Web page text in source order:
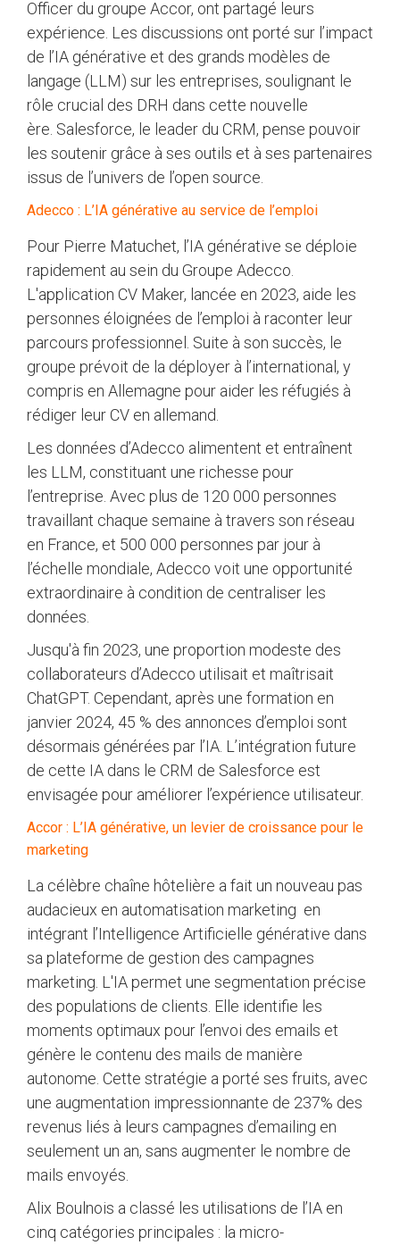
Officer du groupe Accor, ont partagé leurs
expérience. Les discussions ont porté sur l’impact
de l’IA générative et des grands modèles de
langage (LLM) sur les entreprises, soulignant le
rôle crucial des DRH dans cette nouvelle
ère. Salesforce, le leader du CRM, pense pouvoir
les soutenir grâce à ses outils et à ses partenaires
issus de l’univers de l’open source.
Adecco : L’IA générative au service de l’emploi
Pour Pierre Matuchet, l’IA générative se déploie
rapidement au sein du Groupe Adecco.
L'application CV Maker, lancée en 2023, aide les
personnes éloignées de l’emploi à raconter leur
parcours professionnel. Suite à son succès, le
groupe prévoit de la déployer à l’international, y
compris en Allemagne pour aider les réfugiés à
rédiger leur CV en allemand.
Les données d’Adecco alimentent et entraînent
les LLM, constituant une richesse pour
l’entreprise. Avec plus de 120 000 personnes
travaillant chaque semaine à travers son réseau
en France, et 500 000 personnes par jour à
l’échelle mondiale, Adecco voit une opportunité
extraordinaire à condition de centraliser les
données.
Jusqu'à fin 2023, une proportion modeste des
collaborateurs d’Adecco utilisait et maîtrisait
ChatGPT. Cependant, après une formation en
janvier 2024, 45 % des annonces d’emploi sont
désormais générées par l’IA. L’intégration future
de cette IA dans le CRM de Salesforce est
envisagée pour améliorer l’expérience utilisateur.
Accor : L’IA générative, un levier de croissance pour le
marketing
La célèbre chaîne hôtelière a fait un nouveau pas
audacieux en automatisation marketing en
intégrant l’Intelligence Artificielle générative dans
sa plateforme de gestion des campagnes
marketing. L'IA permet une segmentation précise
des populations de clients. Elle identifie les
moments optimaux pour l’envoi des emails et
génère le contenu des mails de manière
autonome. Cette stratégie a porté ses fruits, avec
une augmentation impressionnante de 237% des
revenus liés à leurs campagnes d’emailing en
seulement un an, sans augmenter le nombre de
mails envoyés.
Alix Boulnois a classé les utilisations de l’IA en
cinq catégories principales : la micro-